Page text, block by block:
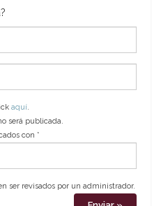
aquí.
será publicada.
con *
ser revisados por un administrador.